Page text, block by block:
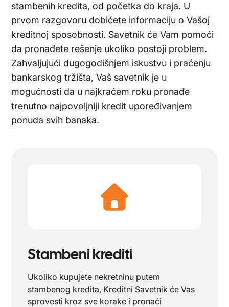
stambenih kredita, od početka do kraja. U
prvom razgovoru dobićete informaciju o Vašoj
kreditnoj sposobnosti. Savetnik će Vam pomoći
da pronađete rešenje ukoliko postoji problem.
Zahvaljujući dugogodišnjem iskustvu i praćenju
bankarskog tržišta, Vaš savetnik je u
mogućnosti da u najkraćem roku pronađe
trenutno najpovoljniji kredit upoređivanjem
ponuda svih banaka.
Stambeni krediti
Ukoliko kupujete nekretninu putem
stambenog kredita, Kreditni Savetnik će Vas
sprovesti kroz sve korake i pronaći